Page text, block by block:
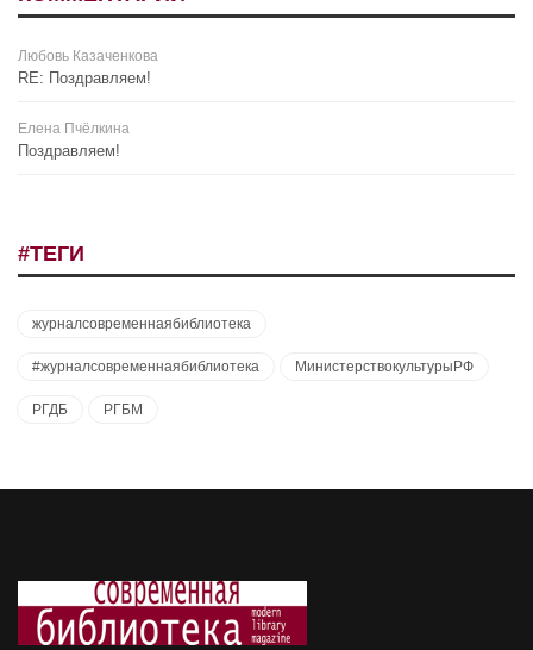
Любовь Казаченкова
RE: Поздравляем!
Елена Пчёлкина
Поздравляем!
#ТЕГИ
журналсовременнаябиблиотека
#журналсовременнаябиблиотека МинистерствокультурыРФ
РГДБ РГБМ